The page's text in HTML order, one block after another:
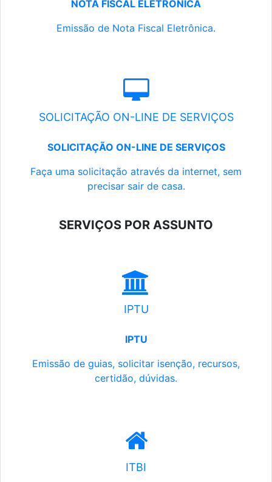
NOTA FISCAL ELETRÔNICA
Emissão de Nota Fiscal Eletrônica.
SOLICITAÇÃO ON-LINE DE SERVIÇOS
SOLICITAÇÃO ON-LINE DE SERVIÇOS
Faça uma solicitação através da internet, sem
precisar sair de casa.
SERVIÇOS POR ASSUNTO
IPTU
IPTU
Emissão de guias, solicitar isenção, recursos,
certidão, dúvidas.
ITBI